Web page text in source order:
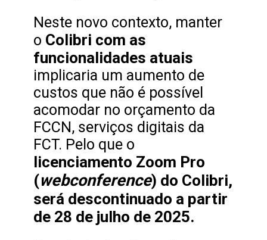
Neste novo contexto, manter
o Colibri com as
funcionalidades atuais
implicaria um aumento de
custos que não é possível
acomodar no orçamento da
FCCN, serviços digitais da
FCT. Pelo que o
licenciamento Zoom Pro
(webconference) do Colibri,
será descontinuado a partir
de 28 de julho de 2025.